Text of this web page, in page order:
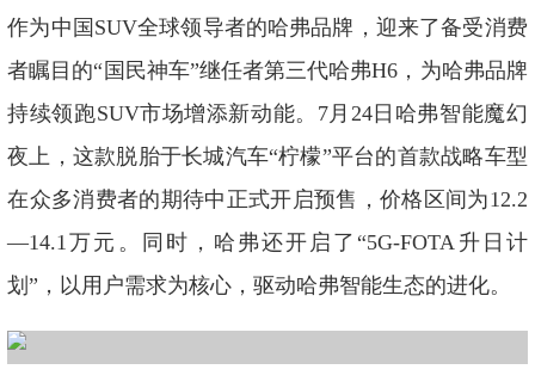
作为中国SUV全球领导者的哈弗品牌，迎来了备受消费
者瞩目的“国民神车”继任者第三代哈弗H6，为哈弗品牌
持续领跑SUV市场增添新动能。7月24日哈弗智能魔幻
夜上，这款脱胎于长城汽车“柠檬”平台的首款战略车型
在众多消费者的期待中正式开启预售，价格区间为12.2
—14.1万元。同时，哈弗还开启了“5G-FOTA升日计
划”，以用户需求为核心，驱动哈弗智能生态的进化。